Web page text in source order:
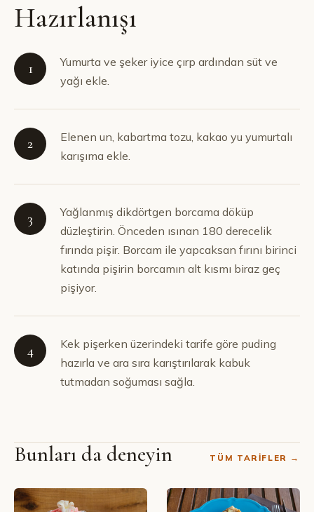
Hazırlanışı
1
Yumurta ve şeker iyice çırp ardından süt ve
yağı ekle.
2
Elenen un, kabartma tozu, kakao yu yumurtalı
karışıma ekle.
3
Yağlanmış dikdörtgen borcama döküp
düzleştirin. Önceden ısınan 180 derecelik
fırında pişir. Borcam ile yapcaksan fırını birinci
katında pişirin borcamın alt kısmı biraz geç
pişiyor.
4
Kek pişerken üzerindeki tarife göre puding
hazırla ve ara sıra karıştırılarak kabuk
tutmadan soğuması sağla.
Bunları da deneyin TÜM TARIFLER →